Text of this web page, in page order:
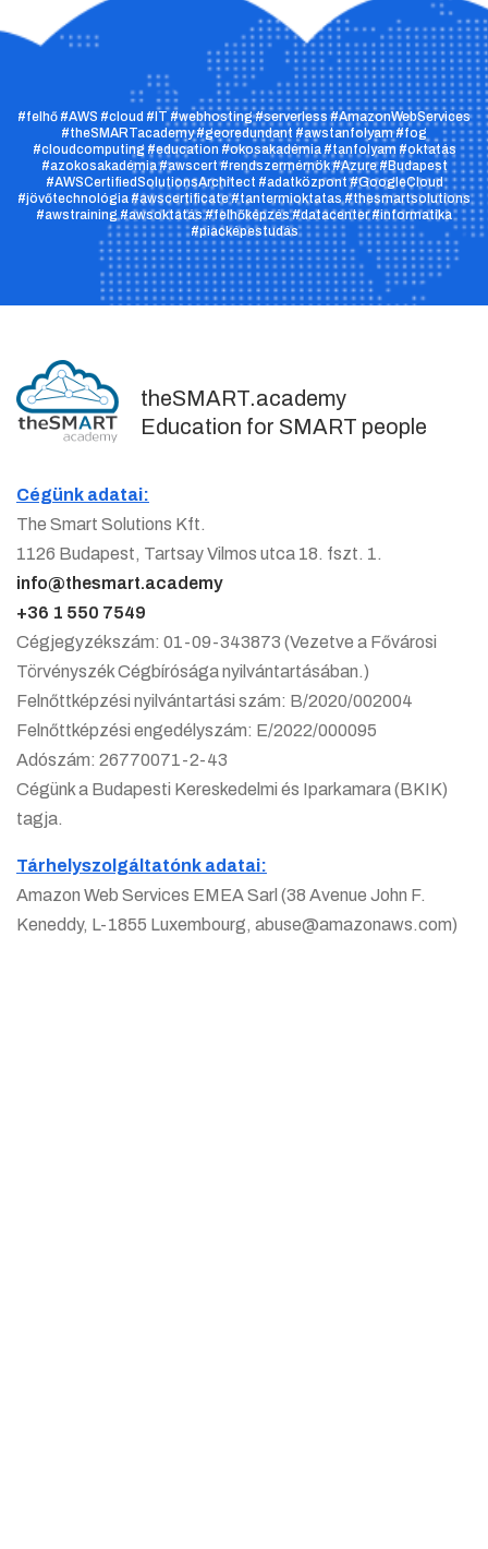
Irányítószám
Város
Cím
#felhő #AWS #cloud #IT #webhosting #serverless #AmazonWebServices
#theSMARTacademy #georedundant #awstanfolyam #fog
#cloudcomputing #education #okosakadémia #tanfolyam #oktatás
#azokosakadémia #awscert #rendszermérnök #Azure #Budapest
#AWSCertifiedSolutionsArchitect #adatközpont #GoogleCloud
#jövőtechnológia #awscertificate #tantermioktatas #thesmartsolutions
#awstraining #awsoktatás #felhőképzés #datacenter #informatika
#piacképestudás
theSMART.academy
Education for SMART people
Cégünk adatai:
The Smart Solutions Kft.
1126 Budapest, Tartsay Vilmos utca 18. fszt. 1.
info@thesmart.academy
+36 1 550 7549
Cégjegyzékszám: 01-09-343873 (Vezetve a Fővárosi
Törvényszék Cégbírósága nyilvántartásában.)
Felnőttképzési nyilvántartási szám: B/2020/002004
Felnőttképzési engedélyszám: E/2022/000095
Adószám: 26770071-2-43
Cégünk a Budapesti Kereskedelmi és Iparkamara (BKIK)
tagja.
Tárhelyszolgáltatónk adatai:
Amazon Web Services EMEA Sarl (38 Avenue John F.
Keneddy, L-1855 Luxembourg, abuse@amazonaws.com)